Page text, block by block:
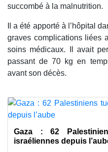
succombé à la malnutrition.
Il a été apporté à l’hôpital
graves complications liées
soins médicaux. Il avait
passant de 70 kg en
avant son décès.
Gaza : 62
israéliennes depuis